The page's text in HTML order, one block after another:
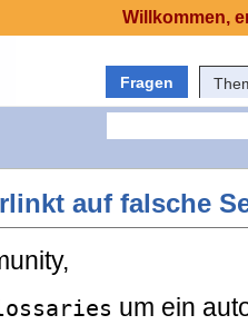
Fragen
auf falsche
um ein
Willkommen,